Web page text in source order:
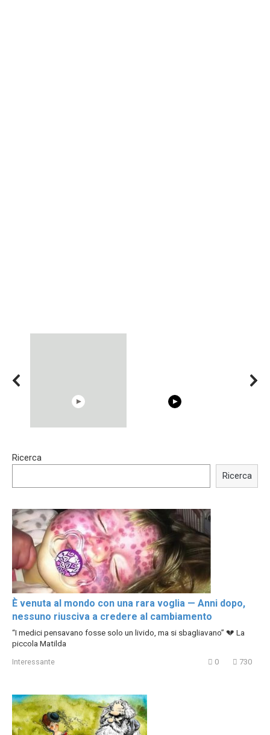
Shocking illusion - Pretty
Trying BOLLYWOOD
Ricerca
Ricerca
È venuta al mondo con una rara voglia — Anni dopo,
nessuno riusciva a credere al cambiamento
“I medici pensavano fosse solo un livido, ma si sbagliavano” 💔 La
piccola Matilda
Interessante 0 730